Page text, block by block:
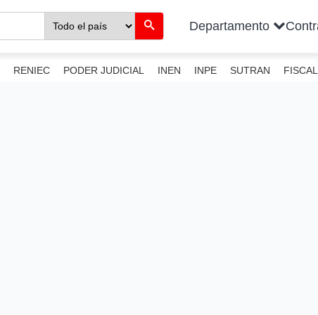
Departamento
RENIEC PODER JUDICIAL INEN INPE SUTRAN